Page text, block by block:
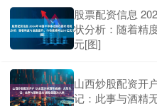
股票配资信息
状分析：随着精
元[图]
山西炒股配资开
记：此事与酒精